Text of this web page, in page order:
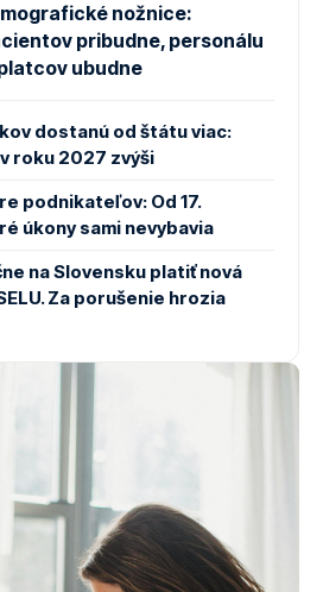
nožnice:
pribudne, personálu
ubudne
dostanú od štátu viac:
roku 2027 zvýši
podnikateľov: Od 17.
úkony sami nevybavia
na Slovensku platiť nová
Za porušenie hrozia